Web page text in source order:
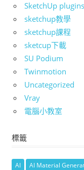
SketchUp plugins
sketchup教學
sketchup課程
sketcup下載
SU Podium
Twinmotion
Uncategorized
Vray
電腦小教室
標籤
AI AI Material